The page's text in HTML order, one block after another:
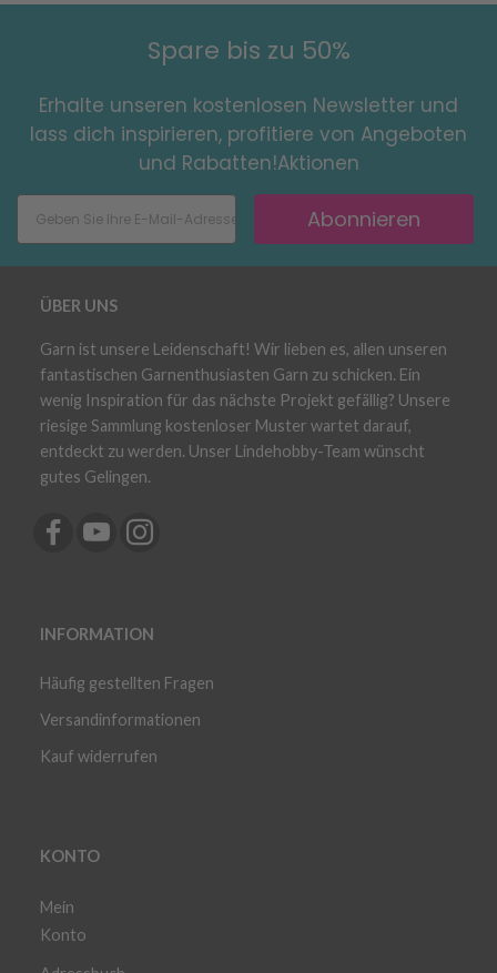
Spare bis zu 50%
Erhalte unseren kostenlosen Newsletter und
lass dich inspirieren, profitiere von Angeboten
und Rabatten!Aktionen
Abonnieren
ÜBER UNS
Garn ist unsere Leidenschaft! Wir lieben es, allen unseren
fantastischen Garnenthusiasten Garn zu schicken. Ein
wenig Inspiration für das nächste Projekt gefällig? Unsere
riesige Sammlung kostenloser Muster wartet darauf,
entdeckt zu werden. Unser Lindehobby-Team wünscht
gutes Gelingen.
INFORMATION
Häufig gestellten Fragen
Versandinformationen
Kauf widerrufen
KONTO
Mein
Konto